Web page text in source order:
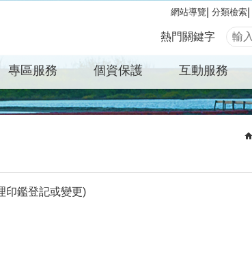
網站導覽 分類檢索
熱門關鍵字 搜尋
專區服務 個資保護 互動服務
印鑑登記或變更)